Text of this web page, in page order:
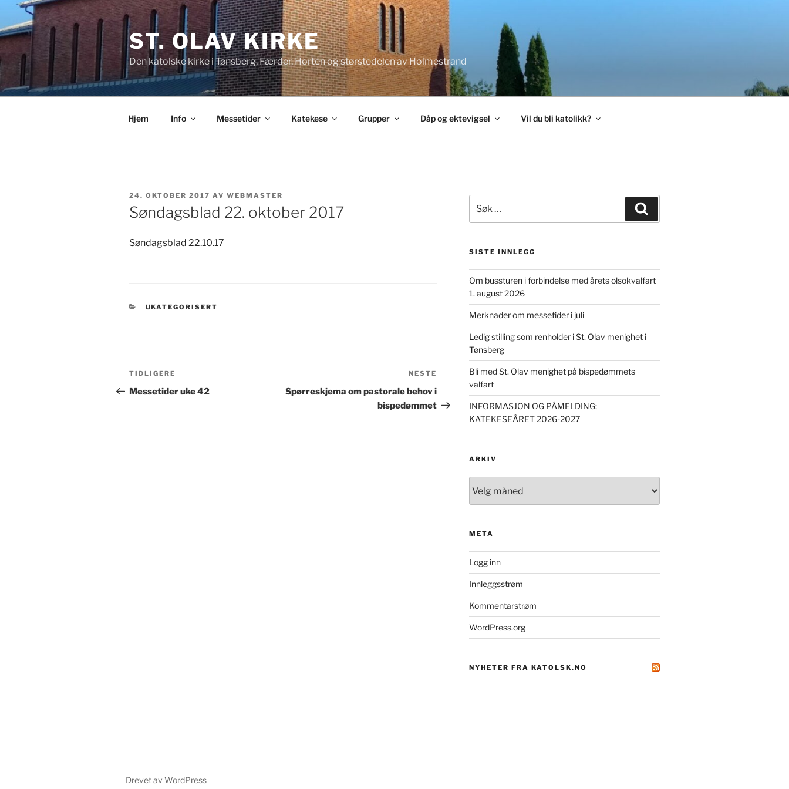
innhold
ST. OLAV KIRKE
Den katolske kirke i Tønsberg, Færder, Horten og størstedelen av Holmestrand
Hjem Info Messetider Katekese Grupper Dåp og ektevigsel Vil du bli katolikk?
PUBLISERT
24. OKTOBER 2017 AV WEBMASTER
Søndagsblad 22. oktober 2017
Søndagsblad 22.10.17
KATEGORIER
UKATEGORISERT
Innleggsnavigasjon
Forrige
innlegg
TIDLIGERE
Messetider uke 42
innlegg
NESTE
Spørreskjema om pastorale behov i
bispedømmet
etter:
SISTE INNLEGG
Om bussturen i forbindelse med årets olsokvalfart
1. august 2026
Merknader om messetider i juli
Ledig stilling som renholder i St. Olav menighet i
Tønsberg
Bli med St. Olav menighet på bispedømmets
valfart
INFORMASJON OG PÅMELDING;
KATEKESEÅRET 2026-2027
ARKIV
META
Logg inn
Innleggsstrøm
Kommentarstrøm
WordPress.org
NYHETER FRA KATOLSK.NO
Drevet av WordPress